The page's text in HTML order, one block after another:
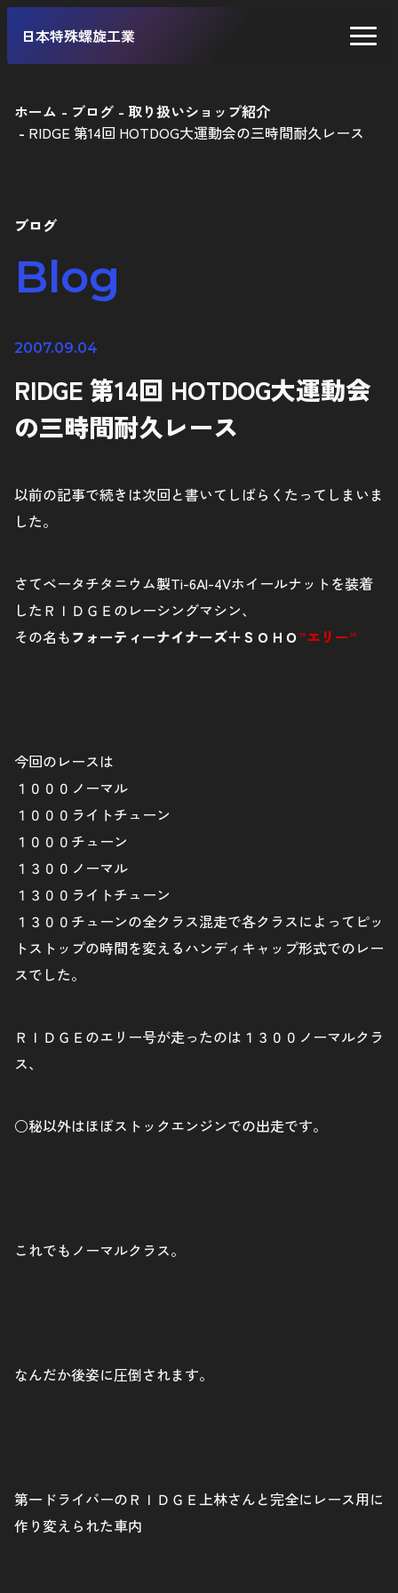
日本特殊螺旋工業
自転車
工業製品
ホーム ブログ
取り扱いショップ紹介
RIDGE 第14回 HOTDOG大運動会の三時間耐久レース
ブログ
Blog
2007.09.04
RIDGE 第14回 HOTDOG大運動会
の三時間耐久レース
以前の記事で続きは次回と書いてしばらくたってしまいま
した。
さてベータチタニウム製Ti-6Al-4Vホイールナットを装着
したＲＩＤＧＥのレーシングマシン、
その名もフォーティーナイナーズ＋ＳＯＨＯ”エリー”
今回のレースは
１０００ノーマル
１０００ライトチューン
１０００チューン
１３００ノーマル
１３００ライトチューン
１３００チューンの全クラス混走で各クラスによってピッ
トストップの時間を変えるハンディキャップ形式でのレー
スでした。
ＲＩＤＧＥのエリー号が走ったのは１３００ノーマルクラ
ス、
○秘以外はほぼストックエンジンでの出走です。
これでもノーマルクラス。
なんだか後姿に圧倒されます。
第一ドライバーのＲＩＤＧＥ上林さんと完全にレース用に
作り変えられた車内